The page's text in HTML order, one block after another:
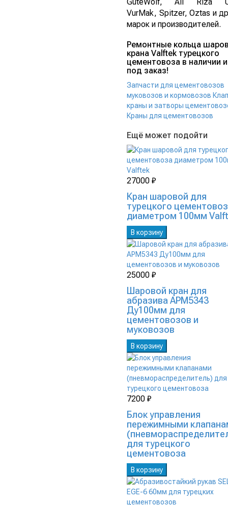
VurMak, Spitzer, Oztas и
марок и производителей.
Ремонтные кольца
крана Valftek турецкого
цементовоза в наличии и
под заказ!
Запчасти для цементовозов
муковозов и кормовозов
краны и затворы
Краны для цементовозов
Ещё может подойти
27000 ₽
Кран шаровой для
турецкого
диаметром 100мм
В корзину
25000 ₽
Шаровой кран для
абразива АРМ5343
Ду100мм для
цементовозов и
муковозов
В корзину
7200 ₽
Блок управления
пережимными
для турецкого
цементовоза
В корзину